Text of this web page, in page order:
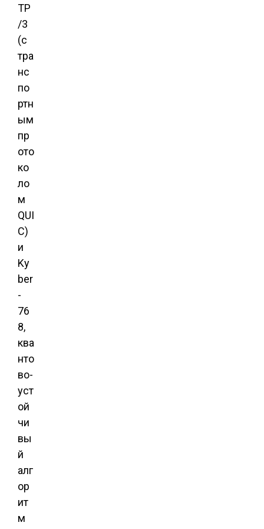
TP
/3
(с
тра
нс
по
ртн
ым
пр
ото
ко
ло
м
QUI
C)
и
Ky
ber
-
76
8,
ква
нто
во-
уст
ой
чи
вы
й
алг
ор
ит
м